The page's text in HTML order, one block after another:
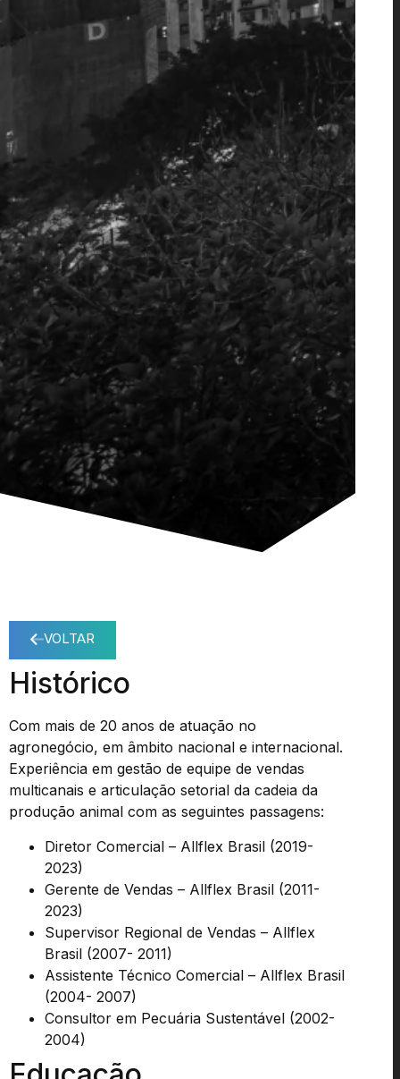
VOLTAR
Histórico
Com mais de 20 anos de atuação no
agronegócio, em âmbito nacional e internacional.
Experiência em gestão de equipe de vendas
multicanais e articulação setorial da cadeia da
produção animal com as seguintes passagens:
Diretor Comercial – Allflex Brasil (2019-
2023)
Gerente de Vendas – Allflex Brasil (2011-
2023)
Supervisor Regional de Vendas – Allflex
Brasil (2007- 2011)
Assistente Técnico Comercial – Allflex Brasil
(2004- 2007)
Consultor em Pecuária Sustentável (2002-
2004)